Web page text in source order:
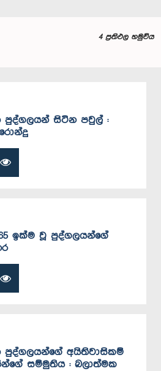
4 ප්‍රතිඵල හමුවිය
පුද්ගලයන් සිටින පවුල් :
65 ඉක්ම වූ පුද්ගලයන්ගේ
පුද්ගලයන්ගේ අයිතිවාසිකම්
සම්මුතිය : බලාත්මක